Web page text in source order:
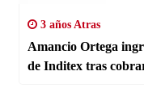
3 años Atras
Amancio Ortega
de Inditex tras